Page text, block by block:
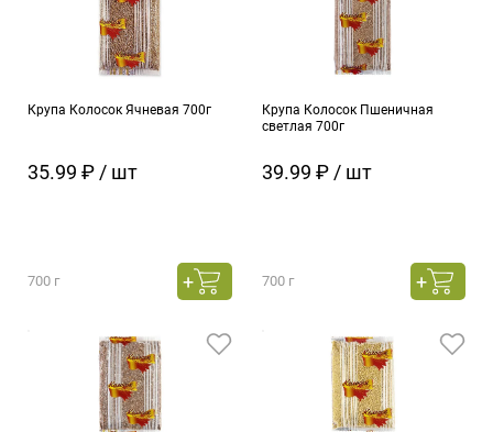
Крупа Колосок Ячневая 700г
35.99 ₽ / шт
700 г
Крупа Колосок Пшеничная
светлая 700г
39.99 ₽ / шт
700 г